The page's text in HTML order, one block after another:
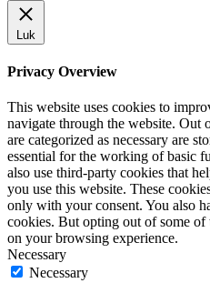
Luk
Privacy Overview
This website uses cookies to
navigate through the website. Out
are categorized as necessary are
essential for the working of basic
also use third-party cookies that
you use this website. These
only with your consent. You also
cookies. But opting out of some of
on your browsing experience.
Necessary
Necessary